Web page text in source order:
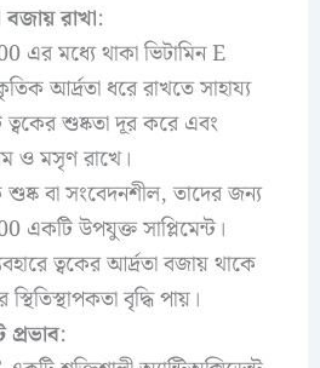
বজায় রাখা:
এর মধ্যে থাকা ভিটামিন E
আর্দ্রতা ধরে রাখতে সাহায্য
শুষ্কতা দূর করে এবং
ও মসৃণ রাখে।
শুষ্ক বা সংবেদনশীল, তাদের জন্য
একটি উপযুক্ত সাপ্লিমেন্ট।
ত্বকের আর্দ্রতা বজায় থাকে
বৃদ্ধি পায়।
প্রভাব: